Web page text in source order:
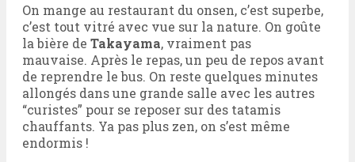
On mange au restaurant du onsen, c’est superbe,
c’est tout vitré avec vue sur la nature. On goûte
la bière de Takayama, vraiment pas
mauvaise. Après le repas, un peu de repos avant
de reprendre le bus. On reste quelques minutes
allongés dans une grande salle avec les autres
“curistes” pour se reposer sur des tatamis
chauffants. Ya pas plus zen, on s’est même
endormis !